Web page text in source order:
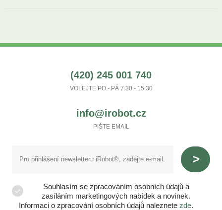
(420) 245 001 740
VOLEJTE PO - PÁ 7:30 - 15:30
info@irobot.cz
PIŠTE EMAIL
Souhlasím se zpracováním osobních údajů a
zasíláním marketingových nabídek a novinek.
Informaci o zpracování osobních údajů naleznete zde.